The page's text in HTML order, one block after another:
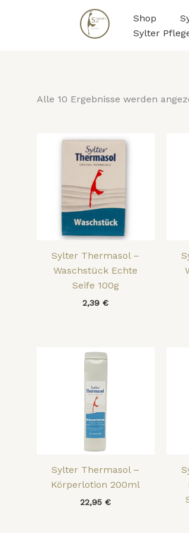
Shop
Sylter
Alle 10 Ergebnisse werden
Sylter Thermasol –
Waschstück Echte
Seife 100g
2,39€
Sylter Thermasol –
Körperlotion 200ml
22,95€